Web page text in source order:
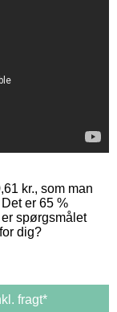
kr., som man
er 65 %
spørgsmålet
dig?
fragt*